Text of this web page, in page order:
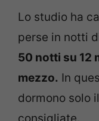
Lo studio ha
perse in notti
50 notti su 12
mezzo. In
dormono solo